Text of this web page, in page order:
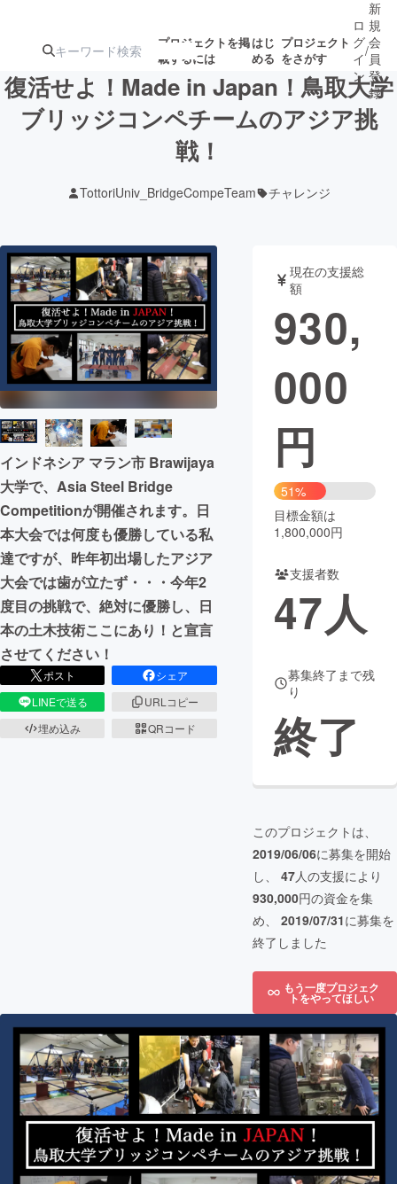
プロジェクトを掲
載するには
はじ
める
プロジェクト
をさがす
注目の新着プロ
テクノロジー・ガジェット
映像・映画 書籍・雑誌
ビジネス・起業 チャレンジ
まちづくり・地域活性化
CAMPFIRE for Social Good
CAMPFIRE Creation
CAMPFIREふるさと納税machi-ya コミュニティ
ロ
グ
イ
ン
/
新
規
会
員
登
録
復活せよ！Made in Japan！鳥取大学
ブリッジコンペチームのアジア挑
戦！
TottoriUniv_BridgeCompeTeam チャレンジ
インドネシア マラン市 Brawijaya
大学で、Asia Steel Bridge
Competitionが開催されます。日
本大会では何度も優勝している私
達ですが、昨年初出場したアジア
大会では歯が立たず・・・今年2
度目の挑戦で、絶対に優勝し、日
本の土木技術ここにあり！と宣言
させてください！
ポスト
シェア
LINEで送る
URLコピー
埋め込み
QRコード
現在の支援総
額
930,
000
円
51%
目標金額は
1,800,000円
支援者数
47人
募集終了まで残
り
終了
このプロジェクトは、
2019/06/06に募集を開始
し、 47人の支援により
930,000円の資金を集
め、 2019/07/31に募集を
終了しました
もう一度プロジェク
トをやってほしい